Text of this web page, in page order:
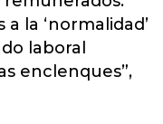
la ‘normalidad’
laboral
enclenques”,